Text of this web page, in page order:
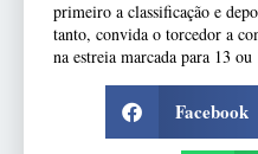
primeiro a classificação e
tanto, convida o torcedor a
na estreia marcada para 13
Facebook